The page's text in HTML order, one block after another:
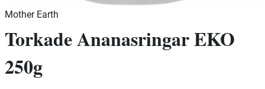
Mother Earth
Torkade Ananasringar EKO
250g